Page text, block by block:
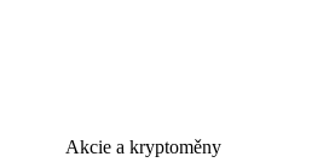
Akcie a kryptoměny